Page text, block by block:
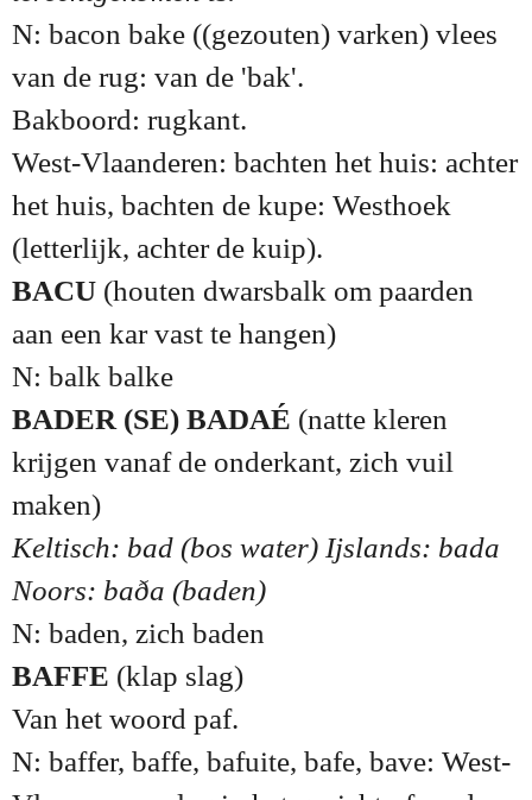
N: bacon bake ((gezouten) varken) vlees
van de rug: van de 'bak'.
Bakboord: rugkant.
West-Vlaanderen: bachten het huis: achter
het huis, bachten de kupe: Westhoek
(letterlijk, achter de kuip).
BACU (houten dwarsbalk om paarden
aan een kar vast te hangen)
N: balk balke
BADER (SE) BADAÉ (natte kleren
krijgen vanaf de onderkant, zich vuil
maken)
Keltisch: bad (bos water) Ijslands: bada
Noors: baða (baden)
N: baden, zich baden
BAFFE (klap slag)
Van het woord paf.
N: baffer, baffe, bafuite, bafe, bave: West-